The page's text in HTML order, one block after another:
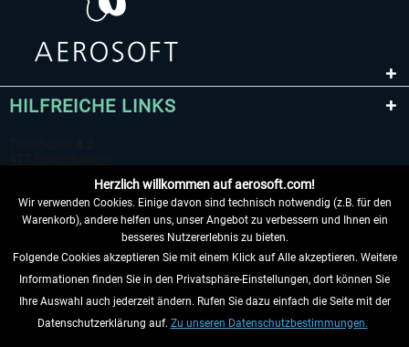
HILFREICHE LINKS
VERTRAG WIDERRUFEN
INFORMATIONEN
Herzlich willkommen auf aerosoft.com!
Wir verwenden Cookies. Einige davon sind technisch notwendig (z.B. für den
Warenkorb), andere helfen uns, unser Angebot zu verbessern und Ihnen ein
besseres Nutzererlebnis zu bieten.
Folgende Cookies akzeptieren Sie mit einem Klick auf Alle akzeptieren. Weitere
Informationen finden Sie in den Privatsphäre-Einstellungen, dort können Sie
Ihre Auswahl auch jederzeit ändern. Rufen Sie dazu einfach die Seite mit der
Datenschutzerklärung auf. Zu unseren Datenschutzbestimmungen.